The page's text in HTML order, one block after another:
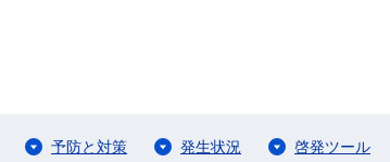
予防と対策 発生状況 啓発ツール